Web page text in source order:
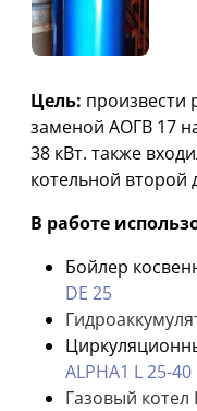
Цель: произвести
заменой АОГВ 17
38 кВт. также
котельной второй
В работе
Бойлер
DE 25
ALPHA1 L 25-40
Газовый котел